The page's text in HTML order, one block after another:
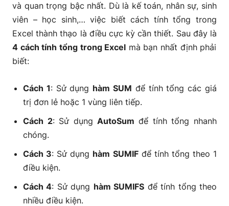
và quan trọng bậc nhất. Dù là kế toán, nhân sự, sinh
viên – học sinh,… việc biết cách tính tổng trong
Excel thành thạo là điều cực kỳ cần thiết. Sau đây là
4 cách tính tổng trong Excel mà bạn nhất định phải
biết:
Cách 1: Sử dụng hàm SUM để tính tổng các giá
trị đơn lẻ hoặc 1 vùng liên tiếp.
Cách 2: Sử dụng AutoSum để tính tổng nhanh
chóng.
Cách 3: Sử dụng hàm SUMIFđể tính tổng theo 1
điều kiện.
Cách 4: Sử dụng hàm SUMIFS để tính tổng theo
nhiều điều kiện.